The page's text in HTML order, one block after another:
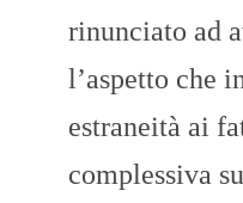
rinunciato ad
l’aspetto che
estraneità ai
complessiva